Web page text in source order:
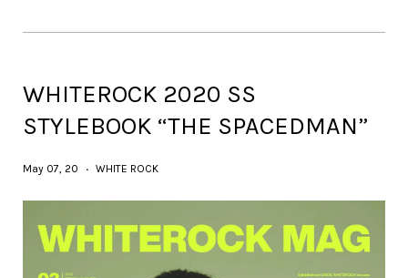
WHITEROCK 2020 SS
STYLEBOOK “THE SPACEDMAN”
May 07, 20 • WHITE ROCK